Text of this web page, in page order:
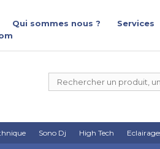
Qui sommes nous ? Services
Sono Dj High Tech